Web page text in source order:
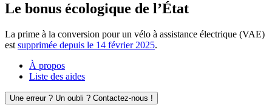
Le bonus écologique de l’État
La prime à la conversion pour un vélo à assistance électrique (VAE)
est supprimée depuis le 14 février 2025.
À propos
Liste des aides
Une erreur ? Un oubli ? Contactez-nous !